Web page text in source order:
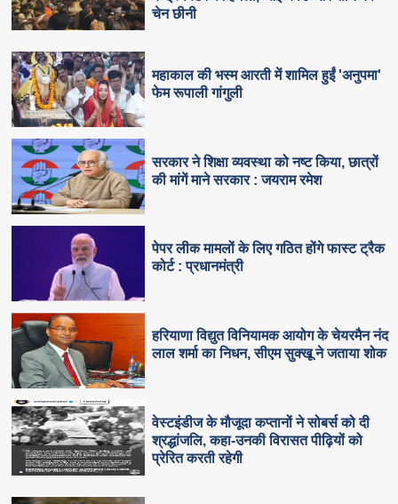
चेन छीनी
महाकाल की भस्म आरती में शामिल हुईं 'अनुपमा'
फेम रूपाली गांगुली
सरकार ने शिक्षा व्यवस्था को नष्ट किया, छात्रों
की मांगें माने सरकार : जयराम रमेश
पेपर लीक मामलों के लिए गठित होंगे फास्ट ट्रैक
कोर्ट : प्रधानमंत्री
हरियाणा विद्युत विनियामक आयोग के चेयरमैन नंद
लाल शर्मा का निधन, सीएम सुक्‍खू ने जताया शोक
वेस्टइंडीज के मौजूदा कप्तानों ने सोबर्स को दी
श्रद्धांजलि, कहा-उनकी विरासत पीढ़ियों को
प्रेरित करती रहेगी